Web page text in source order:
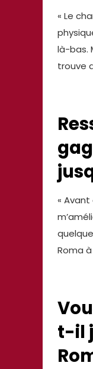
« Le
là-bas.
trouve
«
Roma
t-il